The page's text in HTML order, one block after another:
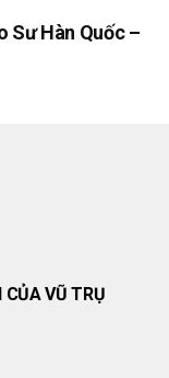
Sư Hàn Quốc –
CỦA VŨ TRỤ